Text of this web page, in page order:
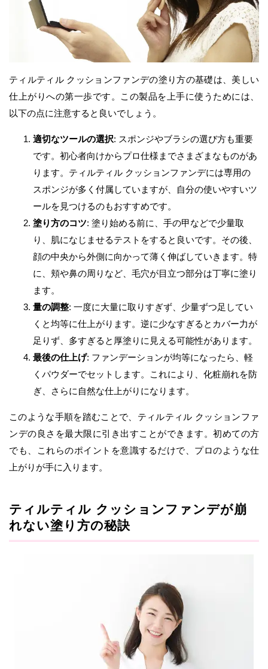
ティルティル クッションファンデの塗り方の基礎は、美しい
仕上がりへの第一歩です。この製品を上手に使うためには、
以下の点に注意すると良いでしょう。
適切なツールの選択: スポンジやブラシの選び方も重要
です。初心者向けからプロ仕様までさまざまなものがあ
ります。ティルティル クッションファンデには専用の
スポンジが多く付属していますが、自分の使いやすいツ
ールを見つけるのもおすすめです。
塗り方のコツ: 塗り始める前に、手の甲などで少量取
り、肌になじませるテストをすると良いです。その後、
顔の中央から外側に向かって薄く伸ばしていきます。特
に、頬や鼻の周りなど、毛穴が目立つ部分は丁寧に塗り
ます。
量の調整: 一度に大量に取りすぎず、少量ずつ足してい
くと均等に仕上がります。逆に少なすぎるとカバー力が
足りず、多すぎると厚塗りに見える可能性があります。
最後の仕上げ: ファンデーションが均等になったら、軽
くパウダーでセットします。これにより、化粧崩れを防
ぎ、さらに自然な仕上がりになります。
このような手順を踏むことで、ティルティル クッションファ
ンデの良さを最大限に引き出すことができます。初めての方
でも、これらのポイントを意識するだけで、プロのような仕
上がりが手に入ります。
ティルティル クッションファンデが崩
れない塗り方の秘訣